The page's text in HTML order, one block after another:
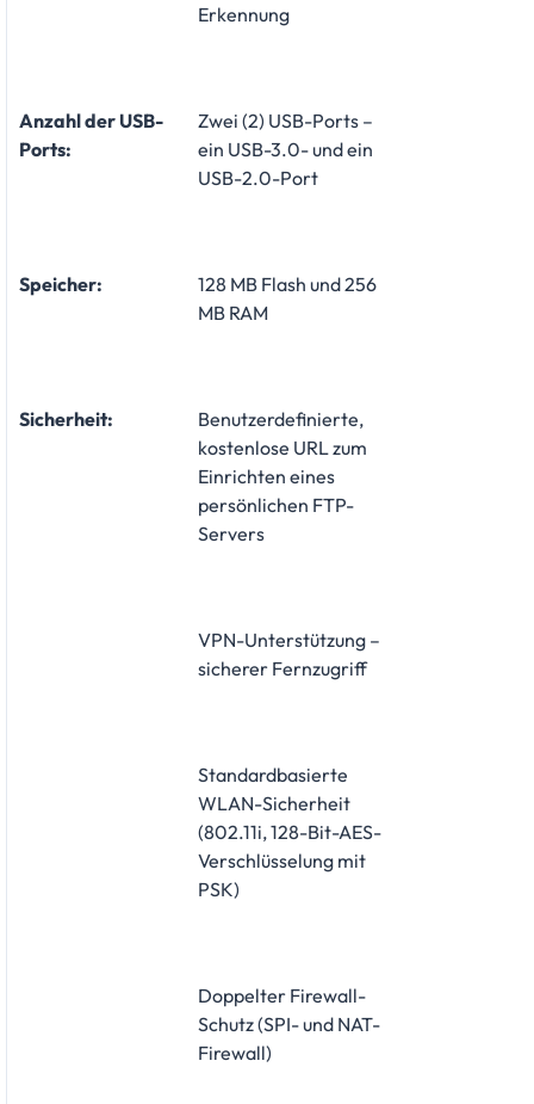
Erkennung
Anzahl der USB-
Ports:
Zwei (2) USB-Ports –
ein USB-3.0- und ein
USB-2.0-Port
Speicher:
128 MB Flash und 256
MB RAM
Sicherheit:
Benutzerdefinierte,
kostenlose URL zum
Einrichten eines
persönlichen FTP-
Servers
VPN-Unterstützung –
sicherer Fernzugriff
Standardbasierte
WLAN-Sicherheit
(802.11i, 128-Bit-AES-
Verschlüsselung mit
PSK)
Doppelter Firewall-
Schutz (SPI- und NAT-
Firewall)